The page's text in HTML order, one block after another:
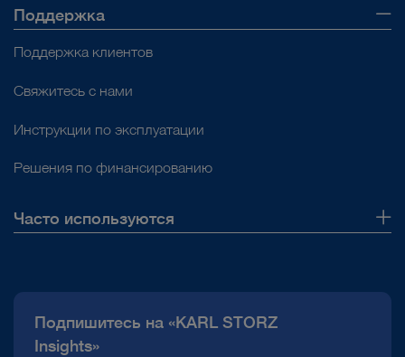
Поддержка
Поддержка клиентов
Свяжитесь с нами
Инструкции по эксплуатации
Решения по финансированию
Часто используются
Горячая линия по вопросам комплаенс
Подпишитесь на «KARL STORZ
Insights»